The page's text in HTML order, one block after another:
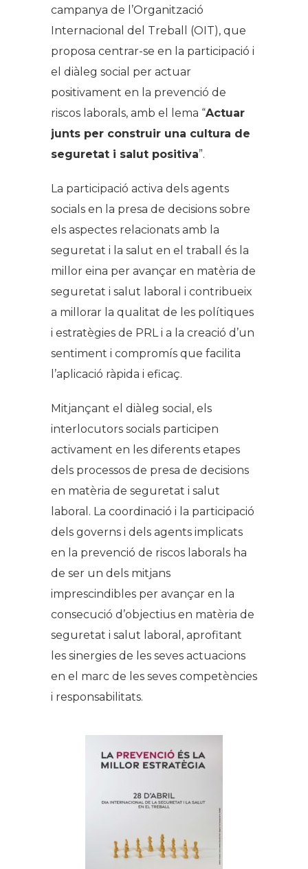
campanya de l’Organització
Internacional del Treball (OIT), que
proposa centrar-se en la participació i
el diàleg social per actuar
positivament en la prevenció de
riscos laborals, amb el lema “Actuar
junts per construir una cultura de
seguretat i salut positiva”.
La participació activa dels agents
socials en la presa de decisions sobre
els aspectes relacionats amb la
seguretat i la salut en el traball és la
millor eina per avançar en matèria de
seguretat i salut laboral i contribueix
a millorar la qualitat de les polítiques
i estratègies de PRL i a la creació d’un
sentiment i compromís que facilita
l’aplicació ràpida i eficaç.
Mitjançant el diàleg social, els
interlocutors socials participen
activament en les diferents etapes
dels processos de presa de decisions
en matèria de seguretat i salut
laboral. La coordinació i la participació
dels governs i dels agents implicats
en la prevenció de riscos laborals ha
de ser un dels mitjans
imprescindibles per avançar en la
consecució d’objectius en matèria de
seguretat i salut laboral, aprofitant
les sinergies de les seves actuacions
en el marc de les seves competències
i responsabilitats.